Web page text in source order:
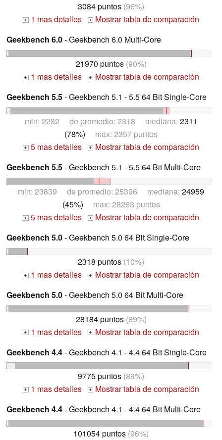
3084 puntos (96%)
+ 1 mas detalles +
Mostrar tabla de comparación
Geekbench 6.0- Geekbench 6.0 Multi-Core
21970 puntos(90%)
+ 1 mas detalles +
Mostrar tabla de comparación
Geekbench 5.5- Geekbench 5.1 - 5.5 64 Bit Single-Core
min: 2282 de promedio: 2318 mediana: 2311
(78%) max: 2357 puntos
+ 5 mas detalles +
Mostrar tabla de comparación
Geekbench 5.5- Geekbench 5.1 - 5.5 64 Bit Multi-Core
min: 23839 de promedio: 25396 mediana: 24959
(45%) max: 28263 puntos
+ 5 mas detalles +
Mostrar tabla de comparación
Geekbench 5.0- Geekbench 5.0 64 Bit Single-Core
2318 puntos (10%)
+ 1 mas detalles +
Mostrar tabla de comparación
Geekbench 5.0- Geekbench 5.0 64 Bit Multi-Core
28184 puntos(89%)
+ 1 mas detalles +
Mostrar tabla de comparación
Geekbench 4.4- Geekbench 4.1 - 4.4 64 Bit Single-Core
9775 puntos (89%)
+ 1 mas detalles +
Mostrar tabla de comparación
Geekbench 4.4- Geekbench 4.1 - 4.4 64 Bit Multi-Core
101054 puntos (96%)